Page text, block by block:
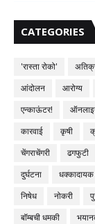
CATEGORIES
'रास्ता रोको'
आंदोलन
आरोग्य
एन्काऊंटर!
कारवाई
कृषी
चेंगराचेंगरी
ढगफुटी
दुर्घटना
धक्कादायक
निषेध
नोकरी
बॉम्बची धमकी